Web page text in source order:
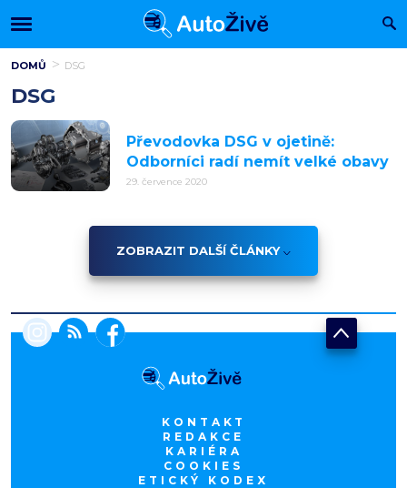
DOMŮ DSG
DSG
Převodovka DSG v ojetině:
Odborníci radí nemít velké obavy
29. července 2020
ZOBRAZIT DALŠÍ ČLÁNKY
KONTAKT
REDAKCE
KARIÉRA
COOKIES
ETICKÝ KODEX